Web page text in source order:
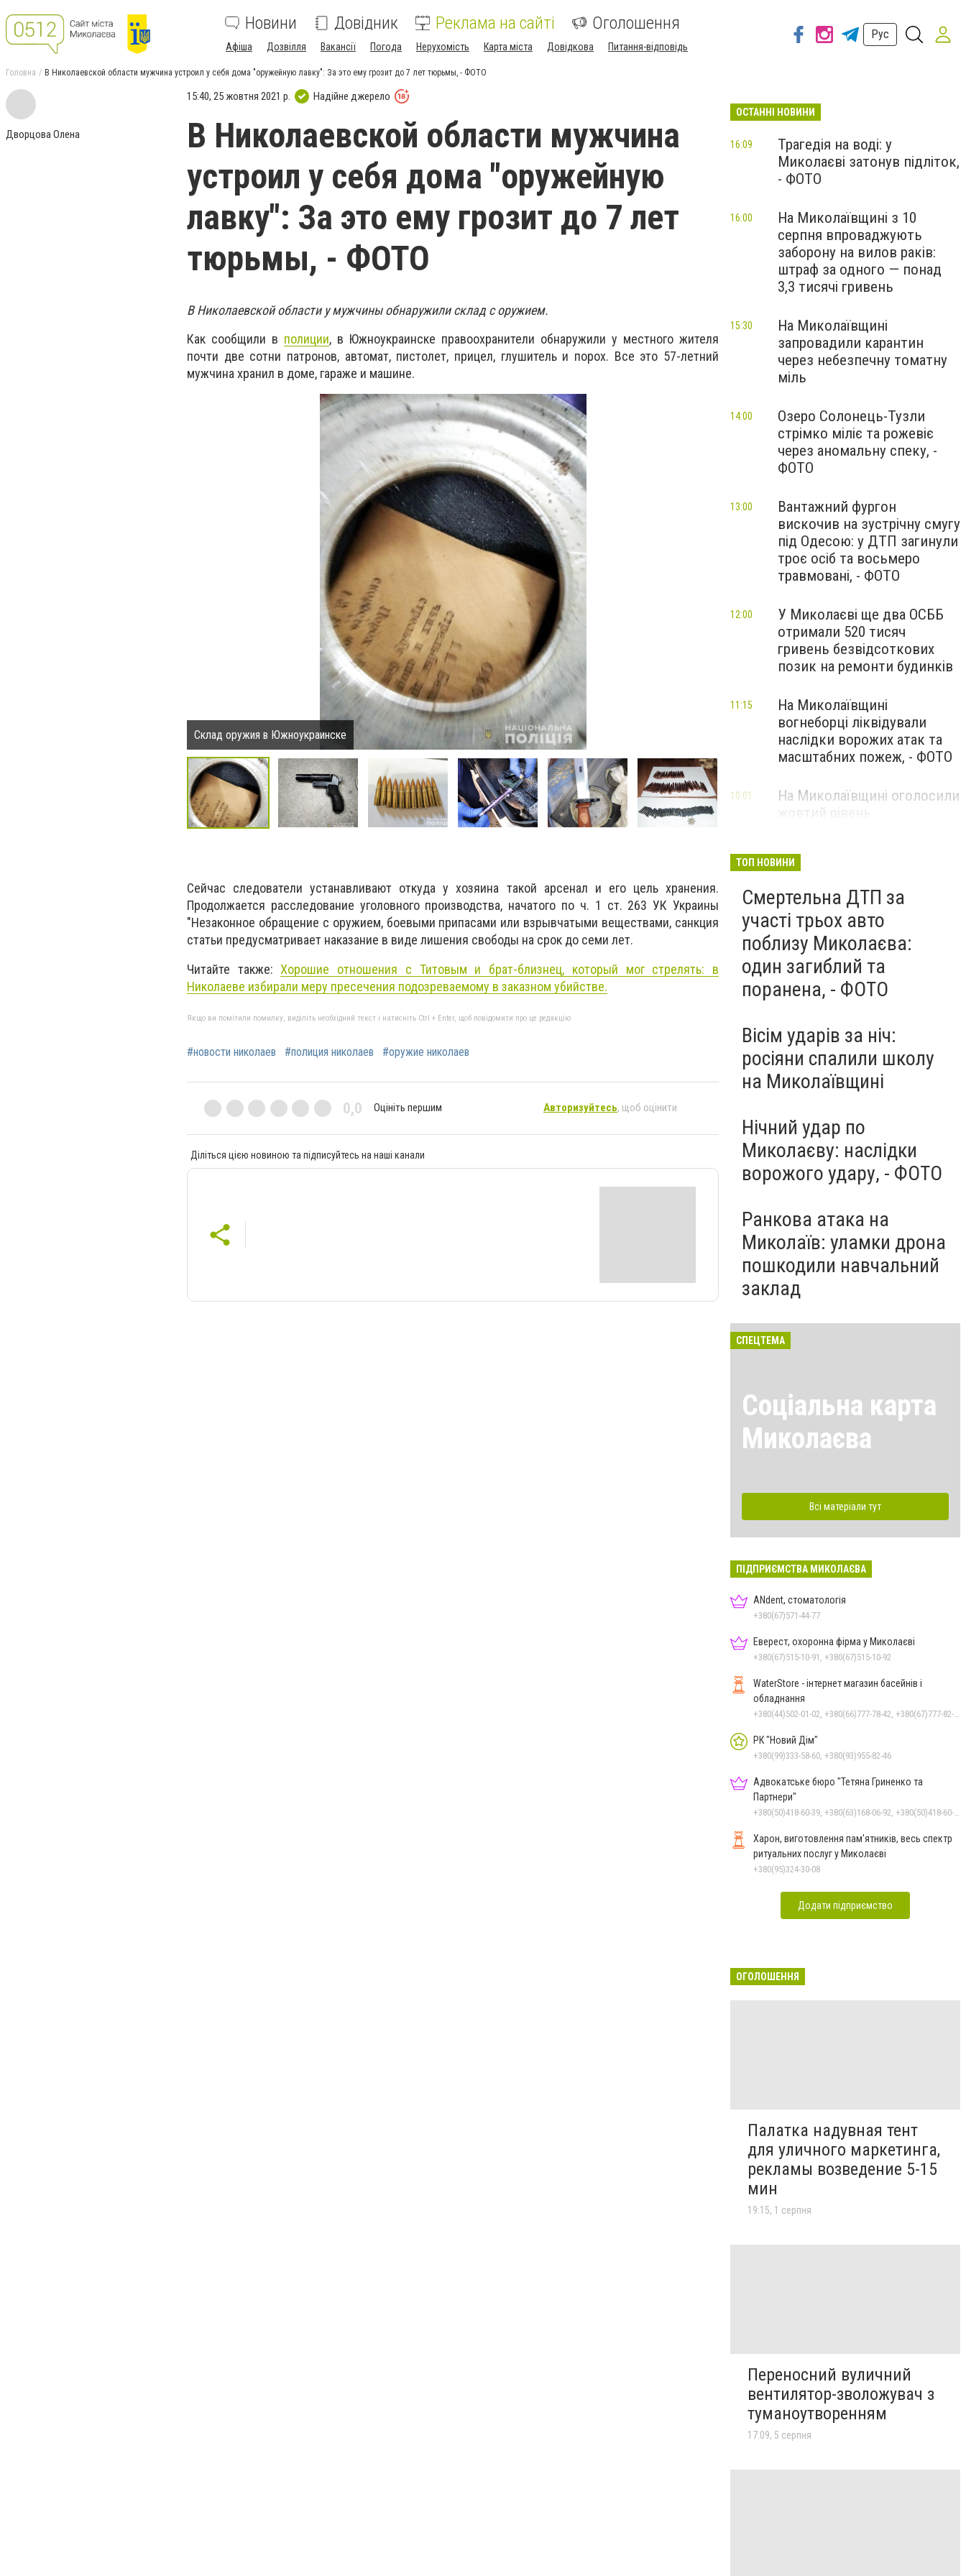
Новини Довідник Реклама на сайті Оголошення
Афіша Дозвілля Вакансії Погода Нерухомість Карта міста Довідкова Питання-відповідь
Рус
Головна В Николаевской области мужчина устроил у себя дома "оружейную лавку": За это ему грозит до 7 лет тюрьмы, - ФОТО
Дворцова Олена
15:40, 25 жовтня 2021 р. Надійне джерело
В Николаевской области мужчина
устроил у себя дома "оружейную
лавку": За это ему грозит до 7 лет
тюрьмы, - ФОТО
В Николаевской области у мужчины обнаружили склад с оружием.
Как сообщили в полиции, в Южноукраинске правоохранители обнаружили у местного жителя
почти две сотни патронов, автомат, пистолет, прицел, глушитель и порох. Все это 57-летний
мужчина хранил в доме, гараже и машине.
Склад оружия в Южноукраинске Склад оружия в Южноукраинске
Сейчас следователи устанавливают откуда у хозяина такой арсенал и его цель хранения.
Продолжается расследование уголовного производства, начатого по ч. 1 ст. 263 УК Украины
"Незаконное обращение с оружием, боевыми припасами или взрывчатыми веществами, санкция
статьи предусматривает наказание в виде лишения свободы на срок до семи лет.
Читайте также:Хорошие отношения с Титовым и брат-близнец, который мог стрелять: в
Николаеве избирали меру пресечения подозреваемому в заказном убийстве.
Якщо ви помітили помилку, виділіть необхідний текст і натисніть Ctrl + Enter, щоб повідомити про це редакцію
#новости николаев #полиция николаев #оружие николаев
0,0 Оцініть першим Авторизуйтесь, щоб оцінити
Діліться цією новиною та підписуйтесь на наші канали
ОСТАННІ НОВИНИ
Трагедія на воді: у
Миколаєві затонув підліток,
- ФОТО
16:09
На Миколаївщині з 10
серпня впроваджують
заборону на вилов раків:
штраф за одного — понад
3,3 тисячі гривень
16:00
На Миколаївщині
запровадили карантин
через небезпечну томатну
міль
15:30
Озеро Солонець-Тузли
стрімко міліє та рожевіє
через аномальну спеку, -
ФОТО
14:00
Вантажний фургон
вискочив на зустрічну смугу
під Одесою: у ДТП загинули
троє осіб та восьмеро
травмовані, - ФОТО
13:00
У Миколаєві ще два ОСББ
отримали 520 тисяч
гривень безвідсоткових
позик на ремонти будинків
12:00
На Миколаївщині
вогнеборці ліквідували
наслідки ворожих атак та
масштабних пожеж, - ФОТО
11:15
На Миколаївщині оголосили
жовтий рівень
10:01
ТОП НОВИНИ
Смертельна ДТП за
участі трьох авто
поблизу Миколаєва:
один загиблий та
поранена, - ФОТО
Вісім ударів за ніч:
росіяни спалили школу
на Миколаївщині
Нічний удар по
Миколаєву: наслідки
ворожого удару, - ФОТО
Ранкова атака на
Миколаїв: уламки дрона
пошкодили навчальний
заклад
СПЕЦТЕМА
Соціальна карта
Миколаєва
Всі матеріали тут
ПІДПРИЄМСТВА МИКОЛАЄВА
ANdent, стоматологія
+380(67)571-44-77
Еверест, охоронна фірма у Миколаєві
+380(67)515-10-91, +380(67)515-10-92
WaterStore - інтернет магазин басейнів і
обладнання
РК "Новий Дім"
+380(99)333-58-60, +380(93)955-82-46
Адвокатське бюро "Тетяна Гриненко та
Партнери"
Харон, виготовлення пам'ятників, весь спектр
ритуальних послуг у Миколаєві
+380(95)324-30-08
Додати підприємство
ОГОЛОШЕННЯ
Палатка надувная тент
для уличного маркетинга,
рекламы возведение 5-15
мин
19:15, 1 серпня
Переносний вуличний
вентилятор-зволожувач з
туманоутворенням
17:09, 5 серпня